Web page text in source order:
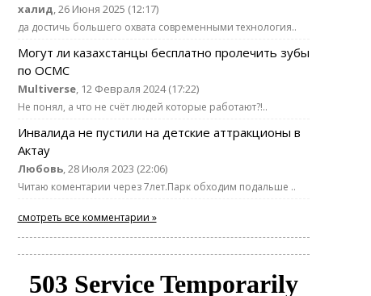
халид, 26 Июня 2025 (12:17)
да достичь большего охвата современными технология..
Могут ли казахстанцы бесплатно пролечить зубы
по ОСМС
Multiverse, 12 Февраля 2024 (17:22)
Не понял, а что не счёт людей которые работают?!..
Инвалида не пустили на детские аттракционы в
Актау
Любовь, 28 Июля 2023 (22:06)
Читаю коментарии через 7лет.Парк обходим подальше ..
смотреть все комментарии »